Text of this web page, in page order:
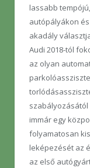
lassabb
autópályákon
akadály
Audi 2018-tól
az olyan
immár egy
folyamatosan
leképezését az
az első